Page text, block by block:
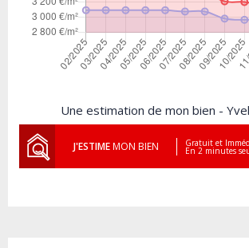
Une estimation de mon bien -
J'ESTIMEMON BIEN Gratuit et
En 2 minutes